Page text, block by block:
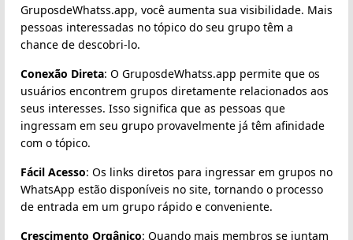
GruposdeWhatss.app, você aumenta sua visibilidade. Mais
pessoas interessadas no tópico do seu grupo têm a
chance de descobri-lo.
Conexão Direta: O GruposdeWhatss.app permite que os
usuários encontrem grupos diretamente relacionados aos
seus interesses. Isso significa que as pessoas que
ingressam em seu grupo provavelmente já têm afinidade
com o tópico.
Fácil Acesso: Os links diretos para ingressar em grupos no
WhatsApp estão disponíveis no site, tornando o processo
de entrada em um grupo rápido e conveniente.
Crescimento Orgânico: Quando mais membros se juntam